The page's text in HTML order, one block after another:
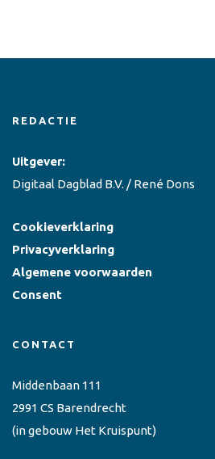
REDACTIE
Uitgever:
Digitaal Dagblad B.V. / René Dons
Cookieverklaring
Privacyverklaring
Algemene voorwaarden
Consent
CONTACT
Middenbaan 111
2991 CS Barendrecht
(in gebouw Het Kruispunt)